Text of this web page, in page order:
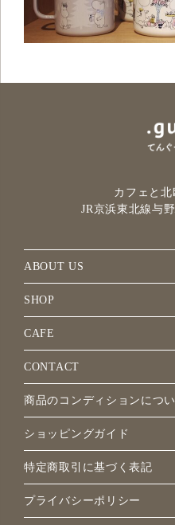
カフェと
JR京浜東北線与
ABOUT US
SHOP
CAFE
CONTACT
商品のコンディションにつ
ショッピングガイド
特定商取引に基づく表記
プライバシーポリシー